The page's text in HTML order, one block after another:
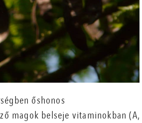
őshonos
magok belseje vitaminokban (A,